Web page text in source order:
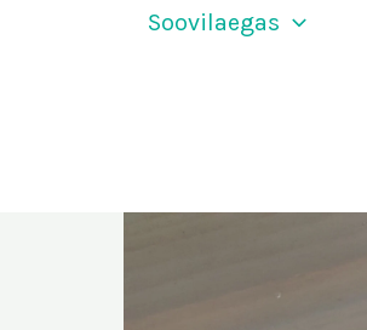
Soovilaegas